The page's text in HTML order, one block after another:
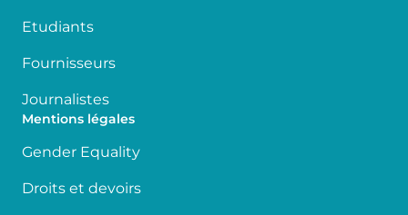
Etudiants
Fournisseurs
Journalistes
Mentions légales
Gender Equality
Droits et devoirs